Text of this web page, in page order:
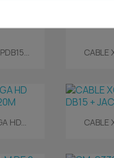
CABLE
HD... CABLE